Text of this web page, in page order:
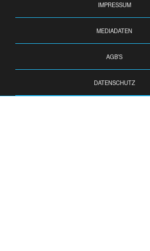
IMPRESSUM
MEDIADATEN
AGB’S
DATENSCHUTZ